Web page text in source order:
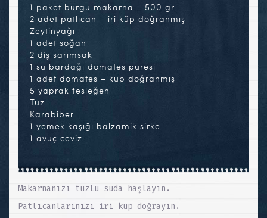
1 paket burgu makarna – 500 gr.
2 adet patlıcan – iri küp doğranmış
Zeytinyağı
1 adet soğan
2 diş sarımsak
1 su bardağı domates püresi
1 adet domates – küp doğranmış
5 yaprak fesleğen
Tuz
Karabiber
1 yemek kaşığı balzamik sirke
1 avuç ceviz
Makarnanızı tuzlu suda haşlayın.
Patlıcanlarınızı iri küp doğrayın.